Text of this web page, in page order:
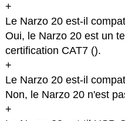
+
Le Narzo 20 est-il
Oui, le Narzo 20 est un
certification CAT7 ().
+
Le Narzo 20 est-il
Non, le Narzo 20 n'est
+